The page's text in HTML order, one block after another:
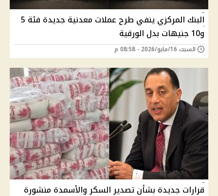
البنك المركزي ينفي طرح عملات معدنية جديدة فئة 5
و10 جنيهات بدل الورقية
السبت 16/مايو/2026 - 08:58 م
قرارات جديدة بشأن تصدير السكر والأسمدة منشورة